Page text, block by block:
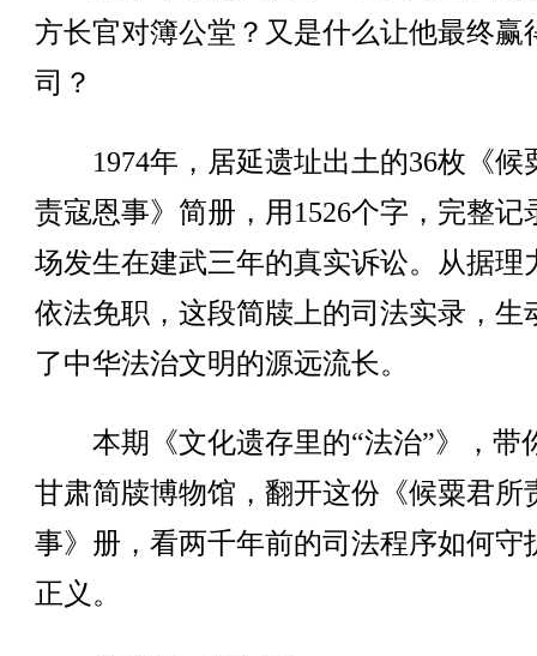
方长官对簿公堂？又是什么让他最终赢
司？
1974年，居延遗址出土的36枚《候
责寇恩事》简册，用1526个字，完整记
场发生在建武三年的真实诉讼。从据理
依法免职，这段简牍上的司法实录，生
了中华法治文明的源远流长。
本期《文化遗存里的“法治”》，带
甘肃简牍博物馆，翻开这份《候粟君所
事》册，看两千年前的司法程序如何守
正义。